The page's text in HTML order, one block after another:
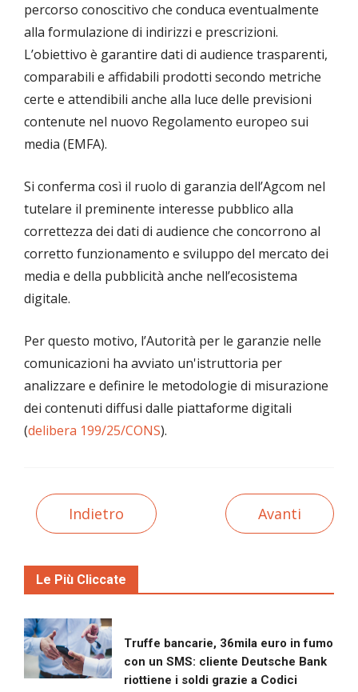
percorso conoscitivo che conduca eventualmente
alla formulazione di indirizzi e prescrizioni.
L’obiettivo è garantire dati di audience trasparenti,
comparabili e affidabili prodotti secondo metriche
certe e attendibili anche alla luce delle previsioni
contenute nel nuovo Regolamento europeo sui
media (EMFA).
Si conferma così il ruolo di garanzia dell’Agcom nel
tutelare il preminente interesse pubblico alla
correttezza dei dati di audience che concorrono al
corretto funzionamento e sviluppo del mercato dei
media e della pubblicità anche nell’ecosistema
digitale.
Per questo motivo, l’Autorità per le garanzie nelle
comunicazioni ha avviato un'istruttoria per
analizzare e definire le metodologie di misurazione
dei contenuti diffusi dalle piattaforme digitali
(delibera 199/25/CONS).
Indietro Avanti
Le Più Cliccate
Truffe bancarie, 36mila euro in fumo
con un SMS: cliente Deutsche Bank
riottiene i soldi grazie a Codici